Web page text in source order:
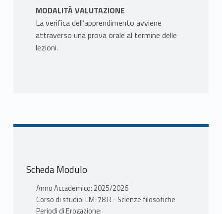
MODALITÀ VALUTAZIONE
La verifica dell’apprendimento avviene
attraverso una prova orale al termine delle
lezioni.
Scheda Modulo
Anno Accademico: 2025/2026
Corso di studio: LM-78 R - Scienze filosofiche
Periodi di Erogazione: